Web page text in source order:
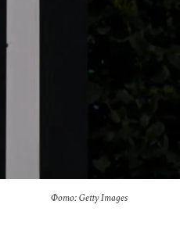
Фото: Getty Images